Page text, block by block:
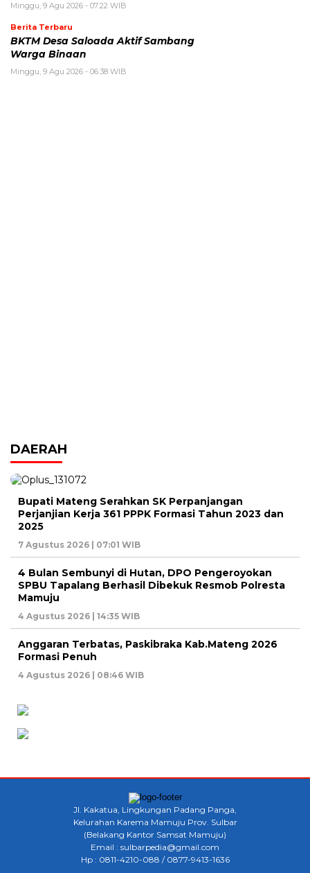
Minggu, 9 Agu 2026 - 07:22 WIB
Berita Terbaru
BKTM Desa Saloada Aktif Sambang
Warga Binaan
Minggu, 9 Agu 2026 - 06:38 WIB
DAERAH
Bupati Mateng Serahkan SK Perpanjangan
Perjanjian Kerja 361 PPPK Formasi Tahun 2023 dan
2025
7 Agustus 2026 | 07:01 WIB
4 Bulan Sembunyi di Hutan, DPO Pengeroyokan
SPBU Tapalang Berhasil Dibekuk Resmob Polresta
Mamuju
4 Agustus 2026 | 14:35 WIB
Anggaran Terbatas, Paskibraka Kab.Mateng 2026
Formasi Penuh
4 Agustus 2026 | 08:46 WIB
Jl. Kakatua, Lingkungan Padang Panga,
Kelurahan Karema Mamuju Prov. Sulbar
(Belakang Kantor Samsat Mamuju)
Email : sulbarpedia@gmail.com
Hp : 0811-4210-088 / 0877-9413-1636